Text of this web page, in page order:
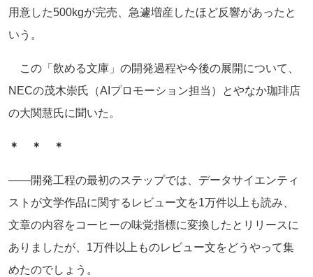
用意した500kgが完売、急遽増産したほど反響があったと
いう。
この「飲める文庫」の開発過程や今後の展開について、
NECの茂木崇氏（AIプロモーション担当）とやなか珈琲店
の大関慧氏に聞いた。
＊ ＊ ＊
――開発工程の最初のステップでは、データサイエンティ
ストが文学作品に関するレビュー文を1万件以上も読み、
文章の内容をコーヒーの味覚指標に変換したとリリースに
ありましたが、1万件以上ものレビュー文をどうやって集
めたのでしょう。